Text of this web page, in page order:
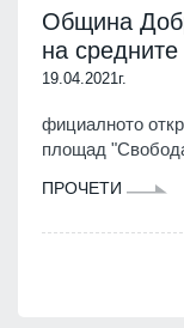
Община
на
19.04.2021г.
фициалното
площад
ПРОЧЕТИ